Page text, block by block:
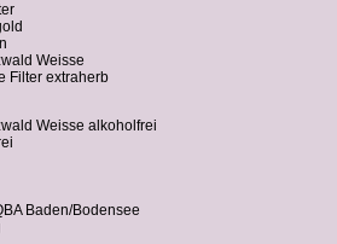
Weisse
Filter extraherb
Weisse alkoholfrei
Baden/Bodensee